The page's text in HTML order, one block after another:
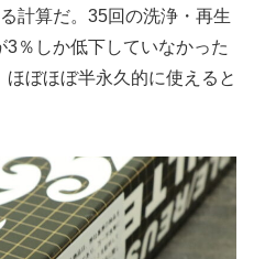
計算だ。35回の洗浄・再生
％しか低下していなかった
ぼほぼ半永久的に使えると